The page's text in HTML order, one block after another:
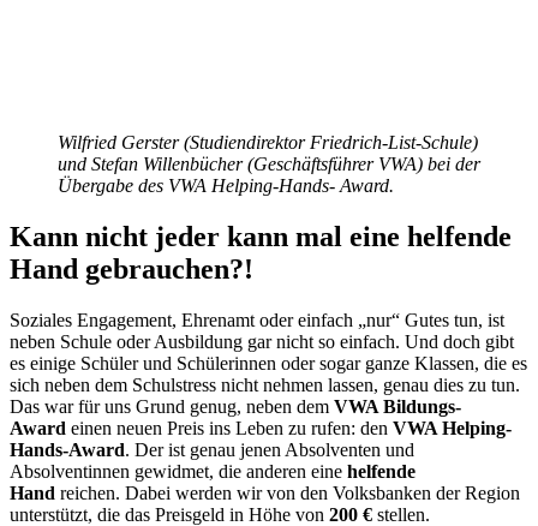
Wilfried Gerster (Studiendirektor Friedrich-List-Schule)
und Stefan Willenbücher (Geschäftsführer VWA) bei der
Übergabe des VWA Helping-Hands- Award.
Kann nicht jeder kann mal eine helfende
Hand gebrauchen?!
Soziales Engagement, Ehrenamt oder einfach „nur“ Gutes tun, ist
neben Schule oder Ausbildung gar nicht so einfach. Und doch gibt
es einige Schüler und Schülerinnen oder sogar ganze Klassen, die es
sich neben dem Schulstress nicht nehmen lassen, genau dies zu tun.
Das war für uns Grund genug, neben dem VWA Bildungs-
Award einen neuen Preis ins Leben zu rufen: den VWA Helping-
Hands-Award. Der ist genau jenen Absolventen und
Absolventinnen gewidmet, die anderen eine helfende
Hand reichen. Dabei werden wir von den Volksbanken der Region
unterstützt, die das Preisgeld in Höhe von 200 € stellen.